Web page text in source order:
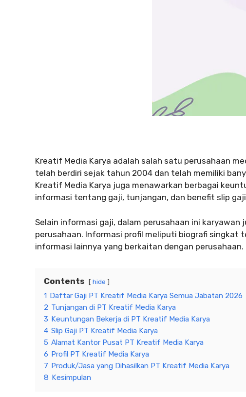
Kreatif Media Karya adalah salah satu perusahaan
telah berdiri sejak tahun 2004 dan telah memiliki
Kreatif Media Karya juga menawarkan berbagai
informasi tentang gaji, tunjangan, dan benefit slip
Selain informasi gaji, dalam perusahaan ini
perusahaan. Informasi profil meliputi biografi singkat
informasi lainnya yang berkaitan dengan perusahaan.
Contents hide
1 Daftar Gaji PT Kreatif Media Karya Semua Jabatan 2026
2 Tunjangan di PT Kreatif Media Karya
3 Keuntungan Bekerja di PT Kreatif Media Karya
4 Slip Gaji PT Kreatif Media Karya
5 Alamat Kantor Pusat PT Kreatif Media Karya
6 Profil PT Kreatif Media Karya
7 Produk/Jasa yang Dihasilkan PT Kreatif Media Karya
8 Kesimpulan